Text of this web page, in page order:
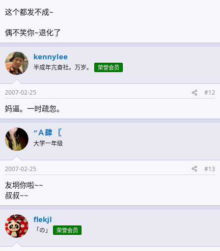
这个都发不成~
偶不笑你~退化了
kennylee
半成年亢奋社。万岁。 荣誉会员
2007-02-25 #12
妈逼。一时疏忽。
″Ａ肆 〖
大学一年级
2007-02-25 #13
友垌你啦~~
叔叔~~
flekjl
「の」 荣誉会员